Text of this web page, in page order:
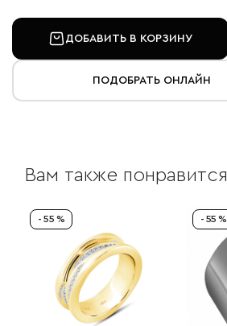
ДОБАВИТЬ В КОРЗИНУ
ПОДОБРАТЬ ОНЛАЙН
Вам также понравится
- 55 % - 55 %